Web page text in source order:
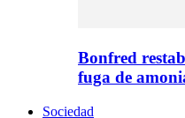
Bonfred
fuga de
Sociedad